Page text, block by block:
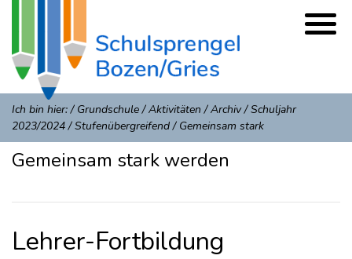
Ich bin hier:/ Grundschule/Aktivitäten /Archiv/Schuljahr
2023/2024/Stufenübergreifend/ Gemeinsam stark
Gemeinsam stark werden
Lehrer-Fortbildung